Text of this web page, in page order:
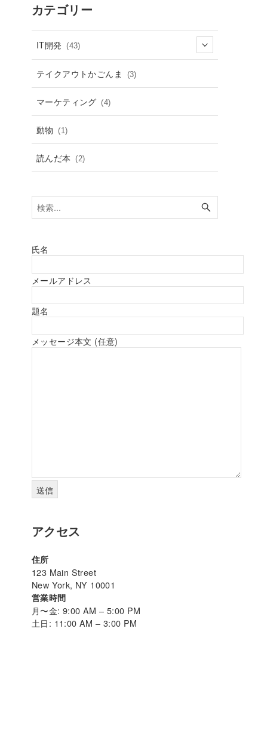
カテゴリー
IT開発 (43)
テイクアウトかごんま (3)
マーケティング (4)
動物 (1)
読んだ本 (2)
氏名
メールアドレス
題名
メッセージ本文 (任意)
アクセス
住所
123 Main Street
New York, NY 10001
営業時間
月〜金: 9:00 AM – 5:00 PM
土日: 11:00 AM – 3:00 PM